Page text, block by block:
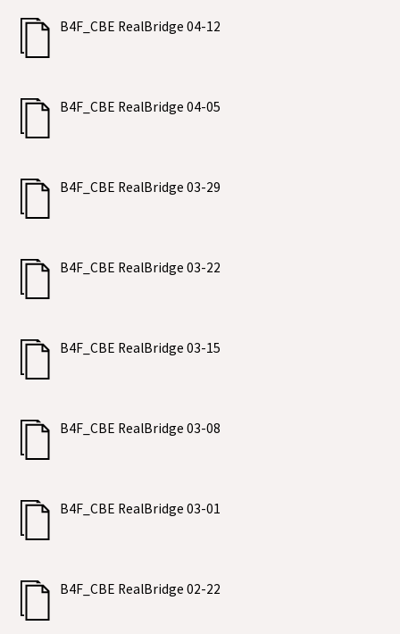
B4F_CBE RealBridge 04-12
B4F_CBE RealBridge 04-05
B4F_CBE RealBridge 03-29
B4F_CBE RealBridge 03-22
B4F_CBE RealBridge 03-15
B4F_CBE RealBridge 03-08
B4F_CBE RealBridge 03-01
B4F_CBE RealBridge 02-22